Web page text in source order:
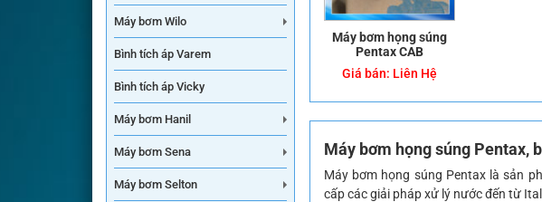
Máy bơm Wilo
Bình tích áp Varem
Bình tích áp Vicky
Máy bơm Hanil
Máy bơm Sena
Máy bơm Selton
Máy bơm họng súng
Pentax CAB
Giá bán: Liên Hệ
Máy bơm họng súng Pentax,
Máy bơm họng súng Pentax là sản
cấp các giải pháp xử lý nước đến từ